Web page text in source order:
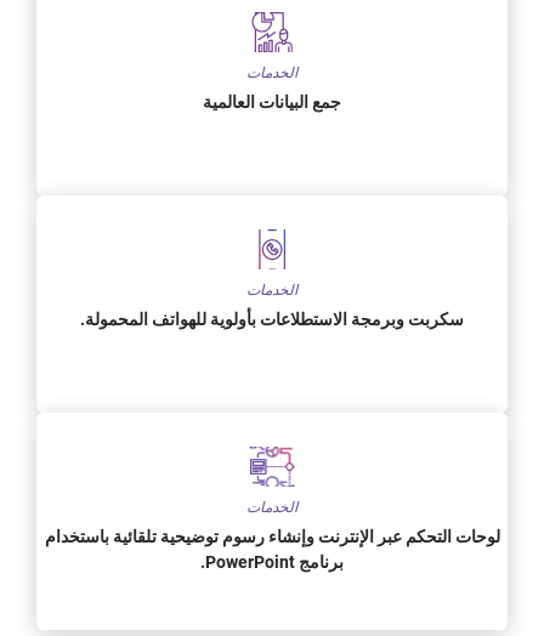
الخدمات
جمع البيانات العالمية
الخدمات
سكربت وبرمجة الاستطلاعات بأولوية للهواتف المحمولة.
الخدمات
لوحات التحكم عبر الإنترنت وإنشاء رسوم توضيحية تلقائية باستخدام
برنامج PowerPoint.